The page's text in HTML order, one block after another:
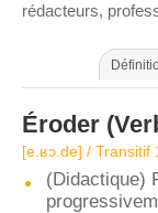
rédacteurs,
Éroder
[e.ʁɔ.de] / Transitif
(Didactique)